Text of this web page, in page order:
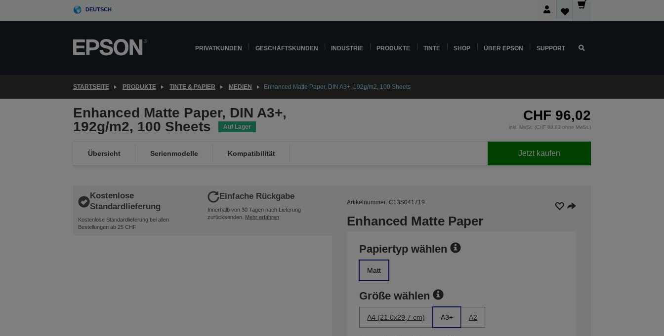
DEUTSCH
PRIVATKUNDEN GESCHÄFTSKUNDEN INDUSTRIE PRODUKTE TINTE SHOP ÜBER EPSON SUPPORT
STARTSEITE PRODUKTE TINTE & PAPIER MEDIEN Enhanced Matte Paper, DIN A3+, 192g/m2, 100 Sheets
Enhanced Matte Paper, DIN A3+,
192g/m2, 100 Sheets
Auf Lager
CHF 96,02
inkl. MwSt. (CHF 88,83 ohne MwSt.)
Übersicht Serienmodelle Kompatibilität Jetzt kaufen
Kostenlose
Standardlieferung
Kostenlose Standardlieferung bei allen
Bestellungen ab 25 CHF
Einfache Rückgabe
Innerhalb von 30 Tagen nach Lieferung
zurücksenden. Mehr erfahren
Artikelnummer: C13S041719
Enhanced Matte Paper
Papiertyp wählen
Matt
Größe wählen
A4 (21.0x29,7 cm) A3+ A2